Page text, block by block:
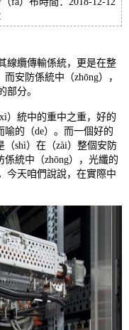
纜傳輸係統，更是在整
安防係統中（zhōng），
部分。
統中的重中之重，好的
喻的（de）。而一個好的
shì）在（zài）整個安防
統中（zhōng），光纖的
今天咱們說說，在實際中